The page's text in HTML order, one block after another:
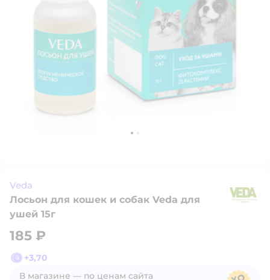
Veda
Лосьон для кошек и собак Veda для
ушей 15г
185 ₽
+3,70
В магазине — по ценам сайта